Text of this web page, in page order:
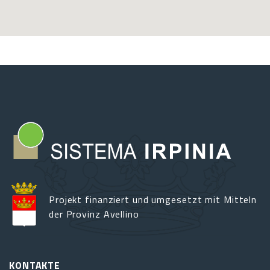
Projekt finanziert und umgesetzt mit Mitteln
der Provinz Avellino
KONTAKTE